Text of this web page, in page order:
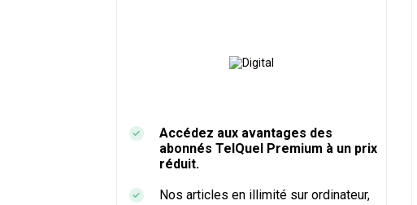
Accédez aux avantages des
abonnés TelQuel Premium à un prix
réduit.
Nos articles en illimité sur ordinateur,